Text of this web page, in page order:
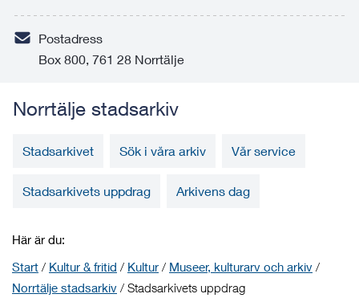
Postadress
Box 800, 761 28 Norrtälje
Norrtälje stadsarkiv
Stadsarkivet Sök i våra arkiv Vår service
Stadsarkivets uppdrag Arkivens dag
Här är du:
Start / Kultur & fritid / Kultur / Museer, kulturarv och arkiv /
Norrtälje stadsarkiv / Stadsarkivets uppdrag